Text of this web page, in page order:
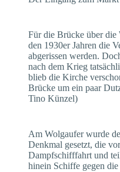
Für die Brücke über die
den 1930er Jahren die
abgerissen werden.
nach dem Krieg
blieb die Kirche
Brücke um ein paar
Tino Künzel)
Am Wolgaufer wurde
Denkmal gesetzt, die
Dampfschifffahrt und
hinein Schiffe gegen